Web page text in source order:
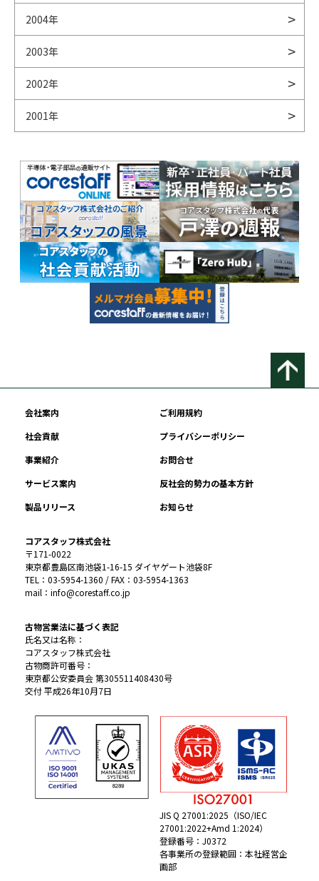
2004年
2003年
2002年
2001年
会社案内
ご利用規約
社会貢献
プライバシーポリシー
事業紹介
お問合せ
サービス案内
反社会的勢力の基本方針
製品リリース
お知らせ
コアスタッフ株式会社
〒171-0022
東京都豊島区南池袋1-16-15 ダイヤゲート池袋8F
TEL：03-5954-1360 / FAX：03-5954-1363
mail：info@corestaff.co.jp
古物営業法に基づく表記
氏名又は名称：
コアスタッフ株式会社
古物商許可番号：
東京都公安委員会 第305511408430号
交付 平成26年10月7日
JIS Q 27001:2025（ISO/IEC
27001:2022+Amd 1:2024）
登録番号：J0372
各事業所の登録範囲：本社経営企
画部